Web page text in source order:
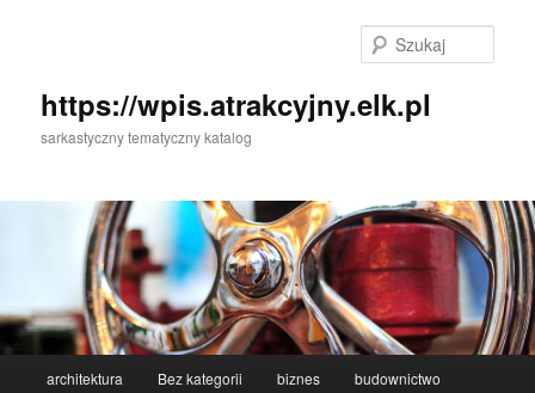
https://wpis.atrakcyjny.elk.pl
sarkastyczny tematyczny katalog
architektura Bez kategorii biznes budownictwo